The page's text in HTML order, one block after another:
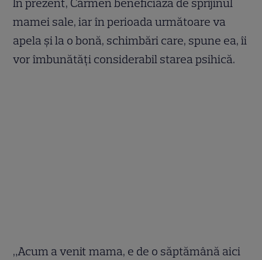
În prezent, Carmen beneficiază de sprijinul
mamei sale, iar în perioada următoare va
apela și la o bonă, schimbări care, spune ea, îi
vor îmbunătăți considerabil starea psihică.
„Acum a venit mama, e de o săptămână aici